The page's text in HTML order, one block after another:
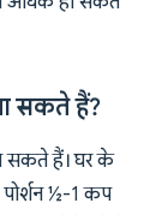
सकते हैं?
सकते हैं। घर के
½-1 कप